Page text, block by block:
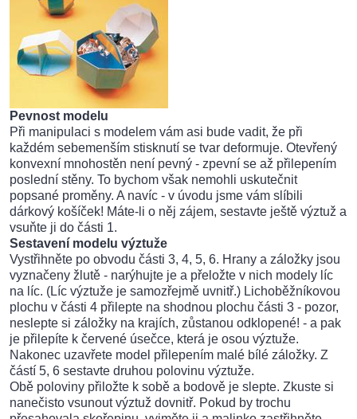
Pevnost modelu
Při manipulaci s modelem vám asi bude vadit, že při
každém sebemenším stisknutí se tvar deformuje. Otevřený
konvexní mnohostěn není pevný - zpevní se až přilepením
poslední stěny. To bychom však nemohli uskutečnit
popsané proměny. A navíc - v úvodu jsme vám slíbili
dárkový košíček! Máte-li o něj zájem, sestavte ještě výztuž a
vsuňte ji do části 1.
Sestavení modelu výztuže
Vystřihněte po obvodu části 3, 4, 5, 6. Hrany a záložky jsou
vyznačeny žlutě - narýhujte je a přeložte v nich modely líc
na líc. (Líc výztuže je samozřejmě uvnitř.) Lichoběžníkovou
plochu v části 4 přilepte na shodnou plochu části 3 - pozor,
neslepte si záložky na krajích, zůstanou odklopené! - a pak
je přilepíte k červené úsečce, která je osou výztuže.
Nakonec uzavřete model přilepením malé bílé záložky. Z
částí 5, 6 sestavte druhou polovinu výztuže.
Obě poloviny přiložte k sobě a bodově je slepte. Zkuste si
nanečisto vsunout výztuž dovnitř. Pokud by trochu